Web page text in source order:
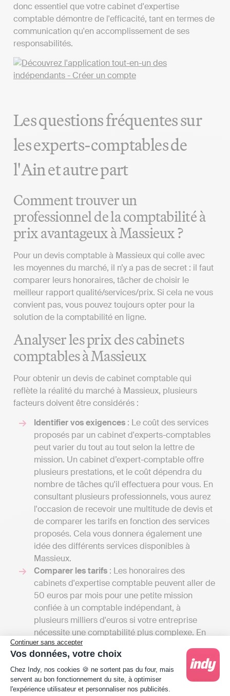
Continuer sans accepter
Vos données, votre choix
Plateforme de Gestion du Consentement :
Chez Indy, nos cookies 🍪 ne sortent pas du four, mais
servent au bon fonctionnement du site, à optimiser
l'expérience utilisateur et personnaliser nos publicités.
donc essentiel que votre cabinet d'expertise
comptable démontre de l'efficacité, tant en termes de
communication qu'en accomplissement de ses
responsabilités.
Les questions fréquentes sur
les experts-comptables de
l'Ain et autre part
Comment trouver un
professionnel de la comptabilité à
prix avantageux à Massieux ?
Pour un devis comptable à Massieux qui colle avec
les moyennes du marché, il n’y a pas de secret : il faut
comparer leurs honoraires, tâcher de choisir le
meilleur rapport qualité/services/prix. Si cela ne vous
convient pas, vous pouvez toujours opter pour la
solution de la comptabilité en ligne.
Analyser les prix des cabinets
comptables à Massieux
Pour obtenir un devis de cabinet comptable qui
reflète la réalité du marché à Massieux, plusieurs
facteurs doivent être considérés :
Identifier vos exigences : Le coût des services
proposés par un cabinet d'experts-comptables
peut varier du tout au tout selon la lettre de
mission. Un cabinet d’expert-comptable offre
plusieurs prestations, et le coût dépendra du
nombre de tâches qu'il effectuera pour vous. En
consultant plusieurs professionnels, vous aurez
l'occasion de recevoir une multitude de devis et
de comparer les tarifs en fonction des services
proposés. Cela vous donnera également une
idée des différents services disponibles à
Massieux.
Comparer les tarifs : Les honoraires des
cabinets d'expertise comptable peuvent aller de
50 euros par mois pour une petite mission
confiée à un comptable indépendant, à
plusieurs milliers d'euros si votre entreprise
nécessite une comptabilité plus complexe. En
comparaison, pour une solution en ligne comme
Indy, il faut compter entre 240 € et 588 € / an
HT selon la taille d'entreprise, car Indy ne fait
qu’assister les professionnels dans la gestion de